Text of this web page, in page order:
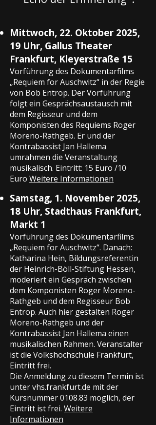
Mittwoch, 22. Oktober 2025,
19 Uhr, Gallus Theater
Frankfurt, Kleyerstraße 15
Vorführung des Dokumentarfilms
„Requiem for Auschwitz“ in der Regie
von Bob Entrop. Der Vorführung
folgt ein Gesprächsaustausch mit
dem Regisseur und dem
Komponisten des Requiems Roger
Moreno-Rathgeb. Er und der
Kontrabassist Jan Hallema
umrahmen die Veranstaltung
musikalisch. Eintritt: 15 Euro /10
Euro Weitere Informationen
Samstag, 1. November 2025,
18 Uhr, Stadthaus Frankfurt,
Markt 1
Vorführung des Dokumentarfilms
„Requiem for Auschwitz“. Danach:
Katharina Hein, Bildungsreferentin
der Heinrich-Böll-Stiftung Hessen,
moderiert ein Gespräch zwischen
dem Komponisten Roger Moreno-
Rathgeb und dem Regisseur Bob
Entrop. Auch hier gestalten Roger
Moreno-Rathgeb und der
Kontrabassist Jan Hallema einen
musikalischen Rahmen. Veranstalter
ist die Volkshochschule Frankfurt,
Eintritt frei.
Die Anmeldung zu diesem Termin ist
unter vhs.frankfurt.de mit der
Kursnummer 0108.83 möglich, der
Eintritt ist frei. Weitere
Informationen